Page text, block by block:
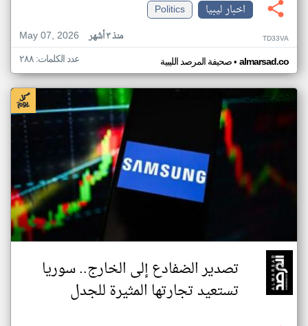
اخبار ليبيا
Politics
May 07, 2026
منذ ٣ أشهر TD33VA
صحيفة المرصد الليبية• almarsad.co عدد الكلمات: ٢٨٨
اخبار ليبيا من صحيفة المرصد الليبية
تصدير الضفادع إلى الخارج.. سوريا
تستعيد تجارتها المثيرة للجدل